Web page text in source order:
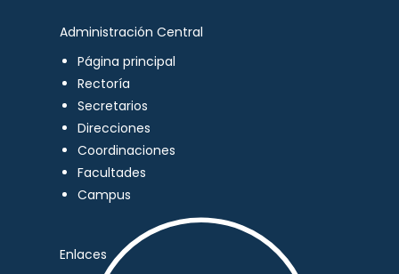
Administración Central
Página principal
Rectoría
Secretarios
Direcciones
Coordinaciones
Facultades
Campus
Enlaces